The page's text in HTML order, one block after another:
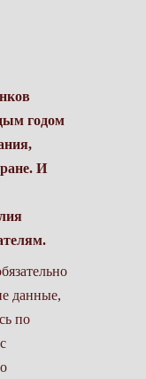
годом
И
данные,
по